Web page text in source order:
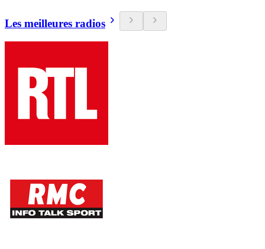
Les meilleures radios